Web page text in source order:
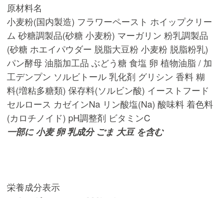
原材料名
小麦粉(国内製造) フラワーペースト ホイップクリー
ム 砂糖調製品(砂糖 小麦粉) マーガリン 粉乳調製品
(砂糖 ホエイパウダー 脱脂大豆粉 小麦粉 脱脂粉乳)
パン酵母 油脂加工品 ぶどう糖 食塩 卵 植物油脂 / 加
工デンプン ソルビトール 乳化剤 グリシン 香料 糊
料(増粘多糖類) 保存料(ソルビン酸) イーストフード
セルロース カゼインNa リン酸塩(Na) 酸味料 着色料
(カロチノイド) pH調整剤 ビタミンC
一部に 小麦 卵 乳成分 ごま 大豆 を含む
栄養成分表示